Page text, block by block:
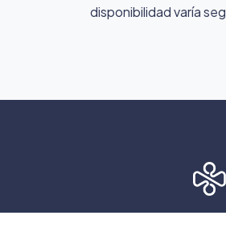
disponibilidad varía